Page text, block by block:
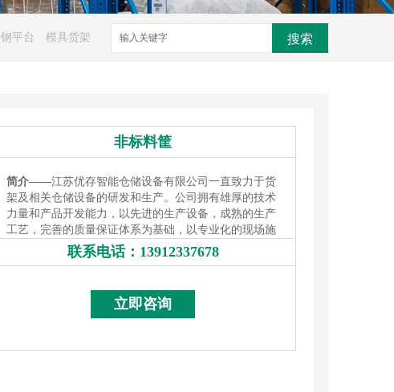
搜索
钢平台 模具货架
非标料筐
简介——江苏优存智能仓储设备有限公司一直致力于货
架及相关仓储设备的研发和生产。公司拥有雄厚的技术
力量和产品开发能力，以先进的生产设备，成熟的生产
工艺，完善的质量保证体系为基础，以专业化的现场施
工及优秀的售后服务团队为保障，使产品畅销国内外，
收到各界人士和用户的好评。
联系电话： 13912337678
13912337678
立即咨询